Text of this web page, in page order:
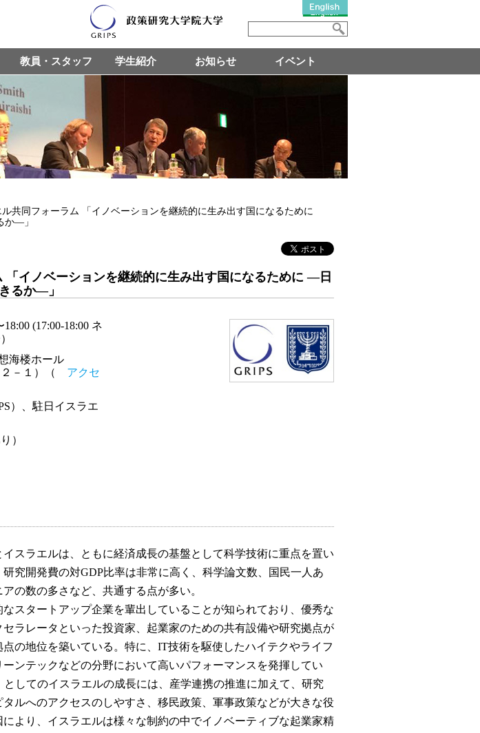
教員・スタッフ 学生紹介 お知らせ イベント
共同フォーラム 「イノベーションを継続的に生み出す国になるために
か―」
「イノベーションを継続的に生み出す国になるために ―日
るか―」
(17:00-18:00 ネ
海楼ホール
２－１）（ アクセ
）、駐日イスラエ
）
スラエルは、ともに経済成長の基盤として科学技術に重点を置い
究開発費の対GDP比率は非常に高く、科学論文数、国民一人あ
の数の多さなど、共通する点が多い。
スタートアップ企業を輩出していることが知られており、優秀な
ラレータといった投資家、起業家のための共有設備や研究拠点が
の地位を築いている。特に、IT技術を駆使したハイテクやライフ
ンテックなどの分野において高いパフォーマンスを発揮してい
としてのイスラエルの成長には、産学連携の推進に加えて、研究
ルへのアクセスのしやすさ、移民政策、軍事政策などが大きな役
より、イスラエルは様々な制約の中でイノベーティブな起業家精